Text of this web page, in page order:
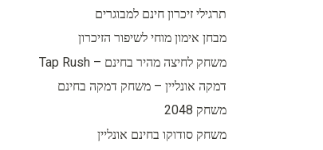
תרגילי זיכרון חינם למבוגרים
מבחן אימון מוחי לשיפור הזיכרון
משחק לחיצה מהיר בחינם – Tap Rush
דמקה אונליין – משחק דמקה בחינם
משחק 2048
משחק סודוקו בחינם אונליין